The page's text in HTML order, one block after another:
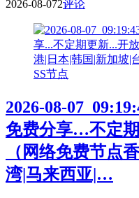
2026-08-072评论
SS节点
2026-08-
免费分享…不定
（网络免费节点
湾|马来西亚|…